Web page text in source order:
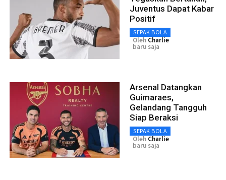
Juventus Dapat Kabar
Positif
SEPAK BOLA
Oleh Charlie
baru saja
Arsenal Datangkan
Guimaraes,
Gelandang Tangguh
Siap Beraksi
SEPAK BOLA
Oleh Charlie
baru saja